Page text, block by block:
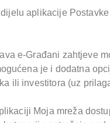
aplikacije
e-Građani zahtjeve
je i dodatna
ili investitora (uz
Moja mreža